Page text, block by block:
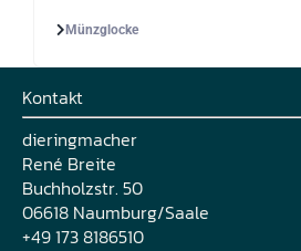
Münzglocke
Kontakt
dieringmacher
René Breite
Buchholzstr. 50
06618 Naumburg/Saale
+49 173 8186510